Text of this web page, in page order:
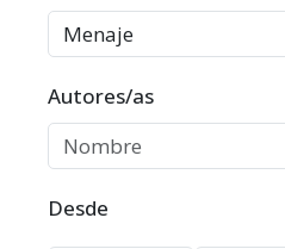
Autores/as
Desde